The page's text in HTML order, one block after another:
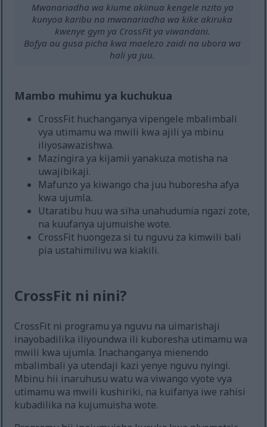
Mwanariadha wa kiume akiinua kengele nzito ya
kunyoa karibu na mwanariadha wa kike akiruka
kwenye gym ya CrossFit ya viwandani.
Bofya au gusa picha kwa maelezo zaidi na ubora wa
hali ya juu.
Mambo muhimu ya kuchukua
CrossFit huchanganya vipengele mbalimbali
vya utimamu wa mwili kwa ajili ya mbinu
iliyosawazishwa.
Mazingira ya kijamii yanakuza motisha na
uwajibikaji.
Mafunzo ya kiwango cha juu huboresha afya
kwa ujumla.
Utaratibu huu wa siha unahudumia ngazi zote,
na kuufanya ujumuishe wote.
CrossFit huongeza si tu nguvu za kimwili bali
pia ustahimilivu wa kiakili.
CrossFit ni nini?
CrossFit ni programu ya nguvu na uimarishaji
inayobadilika iliyoundwa ili kuboresha utimamu wa
mwili kwa ujumla. Inachanganya mienendo
mbalimbali ya utendaji kazi yenye nguvu nyingi.
Mbinu hii inaruhusu watu wa viwango vyote vya
utimamu wa mwili kushiriki, na kuifanya iwe rahisi
kubadilika na kujumuisha wote.